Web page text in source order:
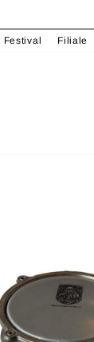
Festival Filiale